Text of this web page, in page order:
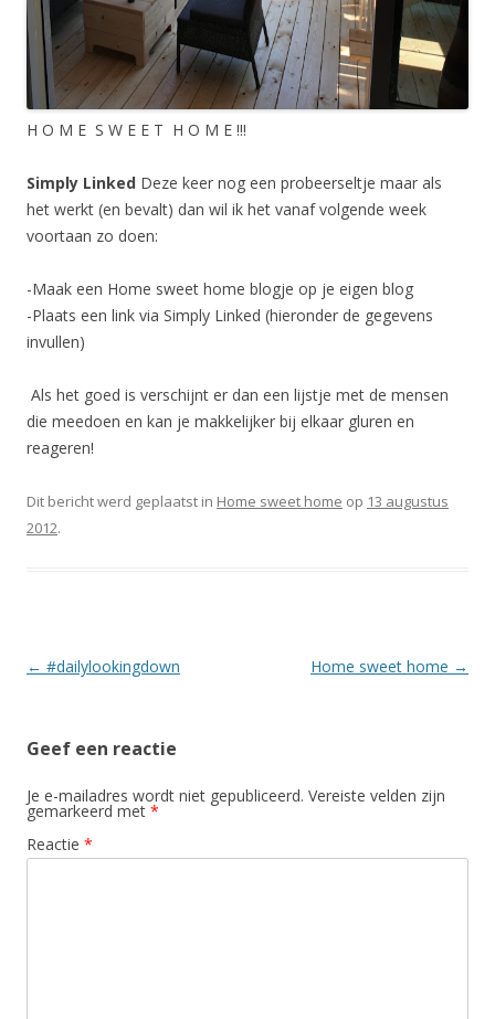
H O M E S W E E T H O M E !!!
Simply Linked Deze keer nog een probeerseltje maar als
het werkt (en bevalt) dan wil ik het vanaf volgende week
voortaan zo doen:
-Maak een Home sweet home blogje op je eigen blog
-Plaats een link via Simply Linked (hieronder de gegevens
invullen)
Als het goed is verschijnt er dan een lijstje met de mensen
die meedoen en kan je makkelijker bij elkaar gluren en
reageren!
Dit bericht werd geplaatst in Home sweet home op 13 augustus
2012.
Berichtnavigatie
← #dailylookingdown Home sweet home →
Geef een reactie
Je e-mailadres wordt niet gepubliceerd. Vereiste velden zijn
gemarkeerd met *
Reactie *